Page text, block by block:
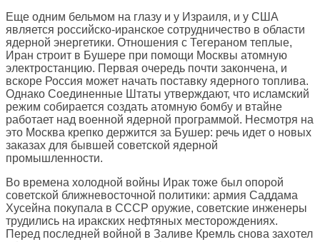
Еще одним бельмом на глазу и у Израиля, и у США
является российско-иранское сотрудничество в области
ядерной энергетики. Отношения с Тегераном теплые,
Иран строит в Бушере при помощи Москвы атомную
электростанцию. Первая очередь почти закончена, и
вскоре Россия может начать поставку ядерного топлива.
Однако Соединенные Штаты утверждают, что исламский
режим собирается создать атомную бомбу и втайне
работает над военной ядерной программой. Несмотря на
это Москва крепко держится за Бушер: речь идет о новых
заказах для бывшей советской ядерной
промышленности.
Во времена холодной войны Ирак тоже был опорой
советской ближневосточной политики: армия Саддама
Хусейна покупала в СССР оружие, советские инженеры
трудились на иракских нефтяных месторождениях.
Перед последней войной в Заливе Кремль снова захотел